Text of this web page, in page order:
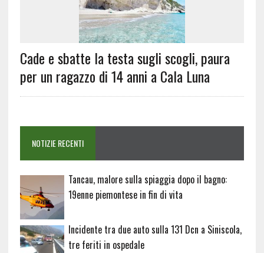
Cade e sbatte la testa sugli scogli, paura
per un ragazzo di 14 anni a Cala Luna
NOTIZIE RECENTI
Tancau, malore sulla spiaggia dopo il bagno:
19enne piemontese in fin di vita
Incidente tra due auto sulla 131 Dcn a Siniscola,
tre feriti in ospedale